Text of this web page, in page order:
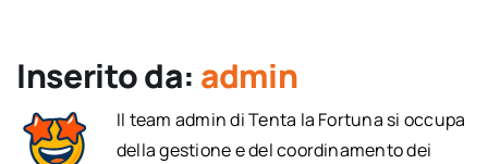
Inserito da: admin
Il team admin di Tenta la Fortuna si occupa
della gestione e del coordinamento dei